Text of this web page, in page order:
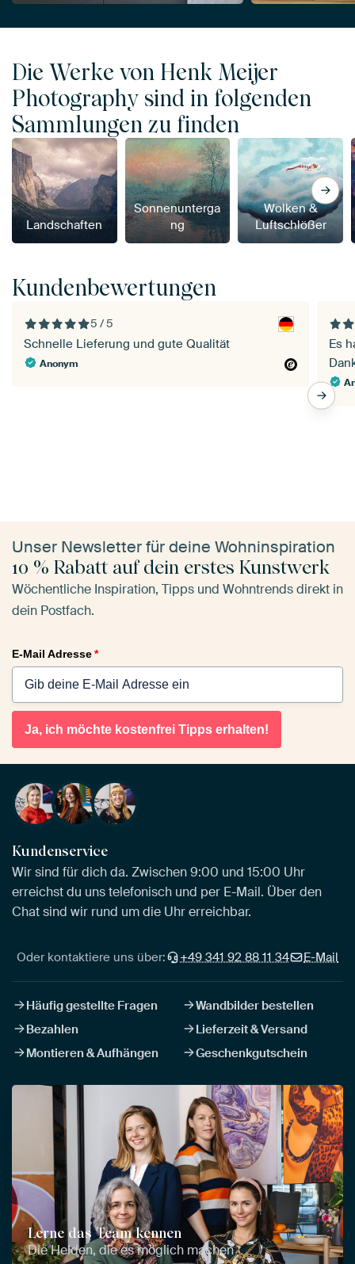
Die Werke von Henk Meijer
Photography sind in folgenden
Sammlungen zu finden
Landschaften
Sonnenunterga
ng
Wolken &
Luftschlößer
Kundenbewertungen
5 / 5
Schnelle Lieferung und gute Qualität
Anonym
Es
Unser Newsletter für deine Wohninspiration
10 % Rabatt auf dein erstes Kunstwerk
Wöchentliche Inspiration, Tipps und Wohntrends direkt in
dein Postfach.
E-Mail Adresse*
Ja, ich möchte kostenfrei Tipps erhalten!
Kundenservice
Wir sind für dich da. Zwischen 9:00 und 15:00 Uhr
erreichst du uns telefonisch und per E-Mail. Über den
Chat sind wir rund um die Uhr erreichbar.
Oder kontaktiere uns über: +49 341 92 88 11 34 E-Mail
Häufig gestellte Fragen
Wandbilder bestellen
Bezahlen
Lieferzeit & Versand
Montieren & Aufhängen
Geschenkgutschein
Lerne das Team kennen
Die Helden, die es möglich machen